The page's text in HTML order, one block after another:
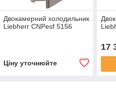
Двокамерний холодильник
Liebherr CNPesf 5156
Ціну уточнюйте
17